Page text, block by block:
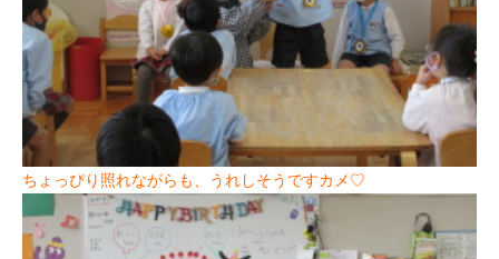
ちょっぴり照れながらも、うれしそうですカメ♡